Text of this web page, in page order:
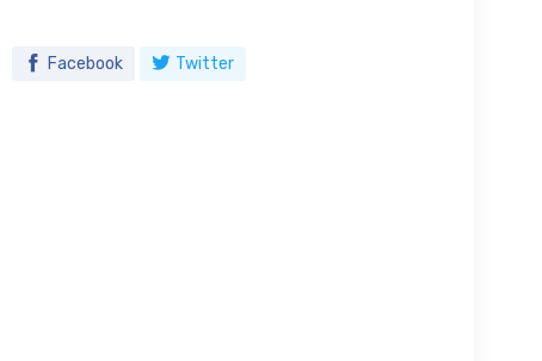
Facebook Twitter